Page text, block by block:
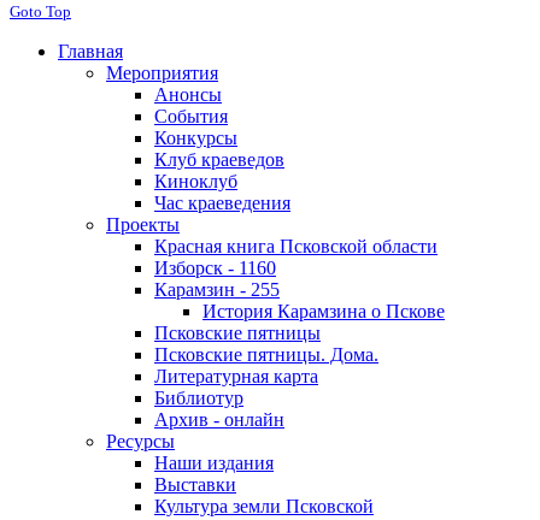
Goto Top
Главная
Мероприятия
Анонсы
События
Конкурсы
Клуб краеведов
Киноклуб
Час краеведения
Проекты
Красная книга Псковской области
Изборск - 1160
Карамзин - 255
История Карамзина о Пскове
Псковские пятницы
Псковские пятницы. Дома.
Литературная карта
Библиотур
Архив - онлайн
Ресурсы
Наши издания
Выставки
Культура земли Псковской